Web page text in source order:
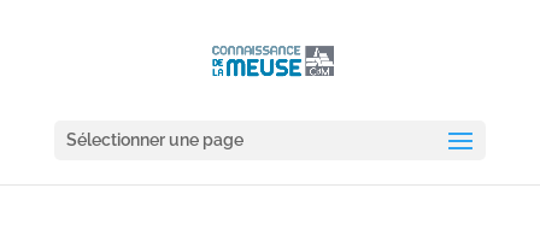
Sélectionner une page